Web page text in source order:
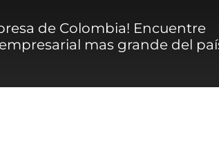
de Colombia! Encuentre
mas grande del